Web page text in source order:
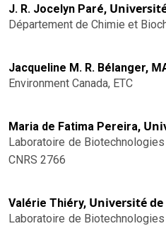
J. R. Jocelyn Paré,
Département de Chimie et
Jacqueline M. R. Bélanger,
Environment Canada, ETC
Maria de Fatima Pereira,
Laboratoire de
CNRS 2766
Valérie Thiéry, Université de
Laboratoire de